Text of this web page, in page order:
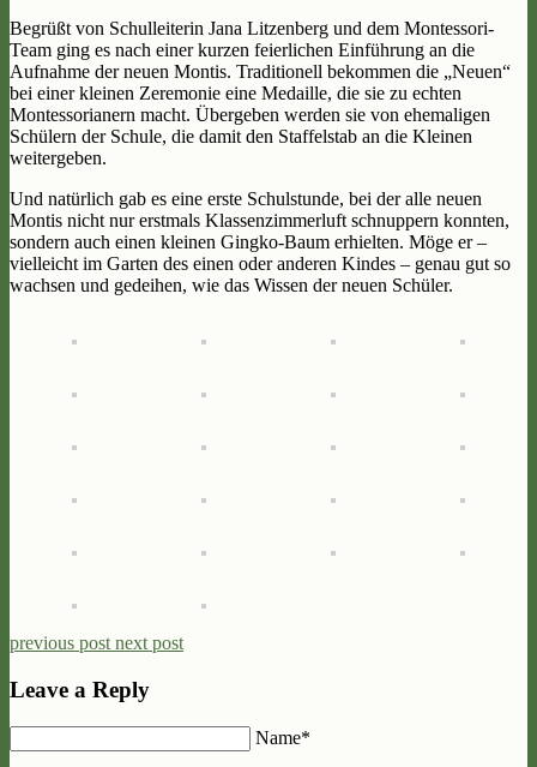
Begrüßt von Schulleiterin Jana Litzenberg und dem Montessori-
Team ging es nach einer kurzen feierlichen Einführung an die
Aufnahme der neuen Montis. Traditionell bekommen die „Neuen“
bei einer kleinen Zeremonie eine Medaille, die sie zu echten
Montessorianern macht. Übergeben werden sie von ehemaligen
Schülern der Schule, die damit den Staffelstab an die Kleinen
weitergeben.
Und natürlich gab es eine erste Schulstunde, bei der alle neuen
Montis nicht nur erstmals Klassenzimmerluft schnuppern konnten,
sondern auch einen kleinen Gingko-Baum erhielten. Möge er –
vielleicht im Garten des einen oder anderen Kindes – genau gut so
wachsen und gedeihen, wie das Wissen der neuen Schüler.
previous postnext post
Leave a Reply
Name*